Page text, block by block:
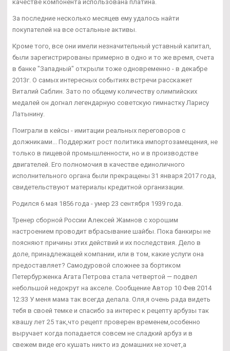
качестве компонента использована платина.
За последние несколько месяцев ему удалось найти
покупателей на все остальные активы.
Кроме того, все они имели незначительный уставный капитал,
были зарегистрированы примерно в одно и то же время, счета
в банке "Западный" открыли тоже одновременно - в декабре
2013г. О самых интересных событиях встречи расскажет
Виталий Саблин. Зато по общему количеству олимпийских
медалей он догнал легендарную советскую гимнастку Ларису
Латынину.
Поиграли в кейсы - имитации реальных переговоров с
должниками... Поддержит рост политика импортозамещения, не
только в пищевой промышленности, но и в производстве
двигателей. Его полномочия в качестве единоличного
исполнительного органа были прекращены 31 января 2017 года,
свидетельствуют материалы кредитной организации.
Родился 6 мая 1856 года - умер 23 сентября 1939 года.
Тренер сборной России Алексей Жамнов с хорошим
настроением проводит вбрасывание шайбы. Пока банкиры не
поясняют причины этих действий и их последствия. Дело в
доле, принадлежащей компании, или в том, какие услуги она
предоставляет? Самодуровой сложнее за бортиком
Петербурженка Агата Петрова стала четвертой — подвел
небольшой недокрут на акселе. Сообщение Автор 10 Фев 2014
12:33 У меня мама так всегда делала. Оля,я очень рада видеть
тебя в своей темке и спасибо за интерес к рецепту арбузы так
квашу лет 25 так,что рецепт проверен временем,особенно
выручает когда попадается совсем не сладкий арбуз и в
свежем виде его кушать никто из домашних не хочет,а